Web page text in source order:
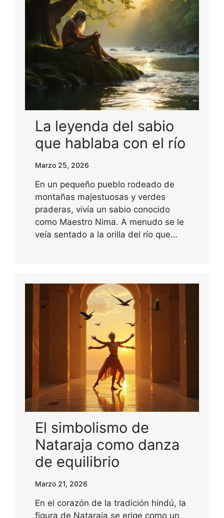
La leyenda del sabio
que hablaba con el río
Marzo 25, 2026
En un pequeño pueblo rodeado de
montañas majestuosas y verdes
praderas, vivía un sabio conocido
como Maestro Nima. A menudo se le
veía sentado a la orilla del río que…
El simbolismo de
Nataraja como danza
de equilibrio
Marzo 21, 2026
En el corazón de la tradición hindú, la
figura de Nataraja se erige como un